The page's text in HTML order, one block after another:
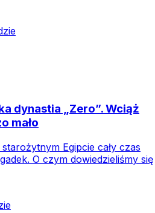
dynastia „Zero”. Wciąż
mało
Egipcie cały czas
O czym dowiedzieliśmy się